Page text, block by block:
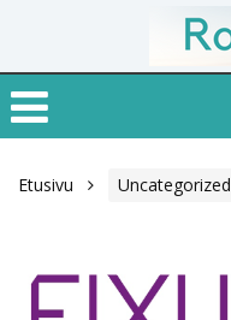
Etusivu Uncategorized